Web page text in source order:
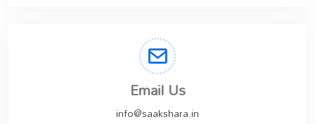
Email Us
info@saakshara.in